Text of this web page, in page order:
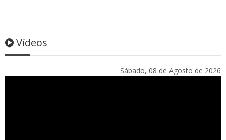
Vídeos
Sábado, 08 de Agosto de 2026